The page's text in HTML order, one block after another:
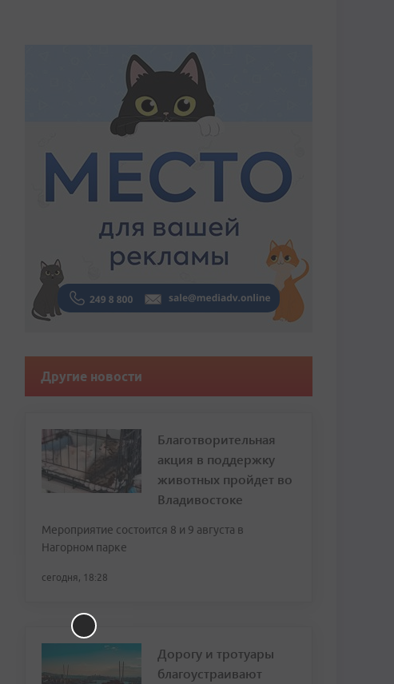
Другие новости
Благотворительная
акция в поддержку
животных пройдет во
Владивостоке
Мероприятие состоится 8 и 9 августа в
Нагорном парке
сегодня, 18:28
Дорогу и тротуары
благоустраивают